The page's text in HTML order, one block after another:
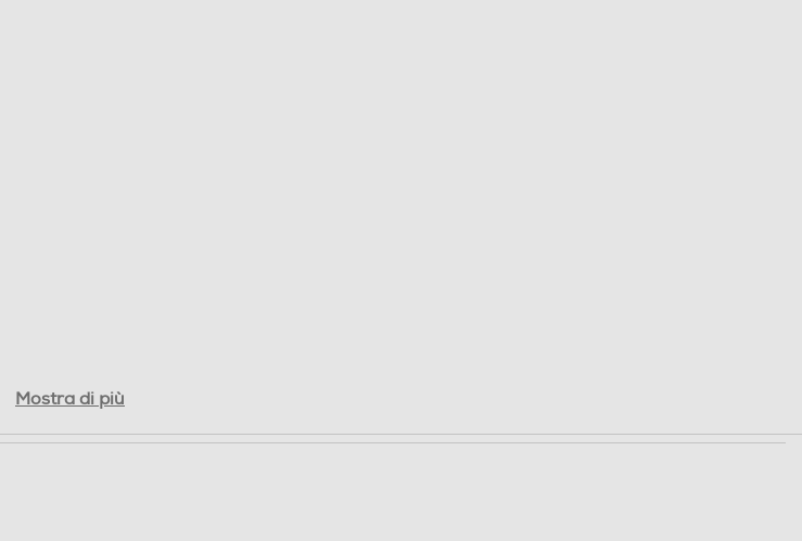
Mostra di più